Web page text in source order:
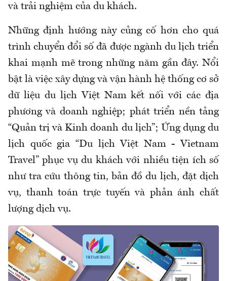
và trải nghiệm của du khách.
Những định hướng này củng cố hơn cho quá
trình chuyển đổi số đã được ngành du lịch triển
khai mạnh mẽ trong những năm gần đây. Nổi
bật là việc xây dựng và vận hành hệ thống cơ sở
dữ liệu du lịch Việt Nam kết nối với các địa
phương và doanh nghiệp; phát triển nền tảng
“Quản trị và Kinh doanh du lịch”; Ứng dụng du
lịch quốc gia “Du lịch Việt Nam - Vietnam
Travel” phục vụ du khách với nhiều tiện ích số
như tra cứu thông tin, bản đồ du lịch, đặt dịch
vụ, thanh toán trực tuyến và phản ánh chất
lượng dịch vụ.